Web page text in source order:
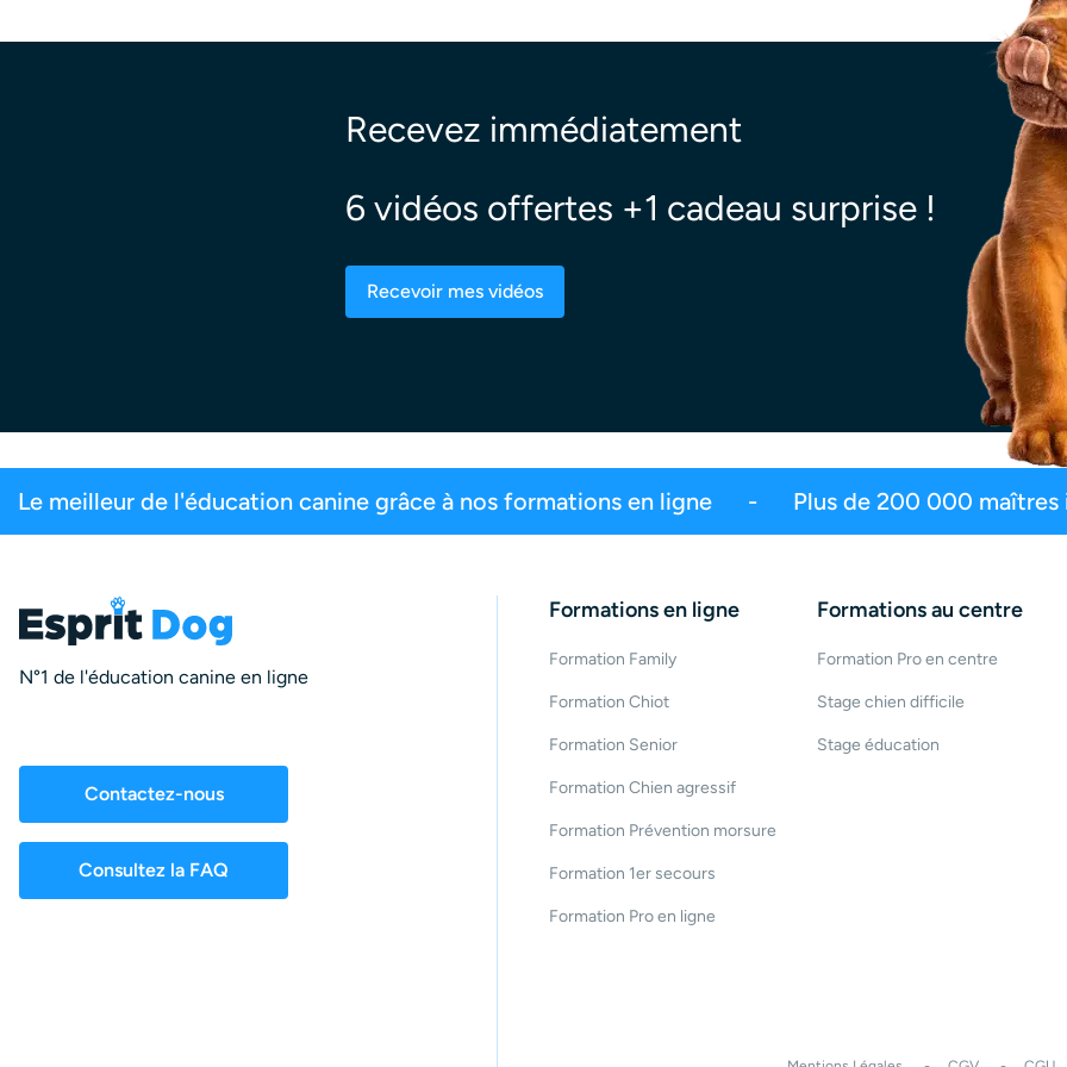
Recevez immédiatement
6 vidéos offertes +1 cadeau surprise !
Recevoir mes vidéos
200 000 maîtres inscrits 99,6% de satisfaction 2,5 millions d’abonnés Plus
N°1 de l'éducation canine en ligne
Contactez-nous
Consultez la FAQ
Formations en ligne
Formation Family
Formation Chiot
Formation Senior
Formation Chien agressif
Formation Prévention morsure
Formation 1er secours
Formation Pro en ligne
Formations au centre
Formation Pro en centre
Stage chien difficile
Stage éducation